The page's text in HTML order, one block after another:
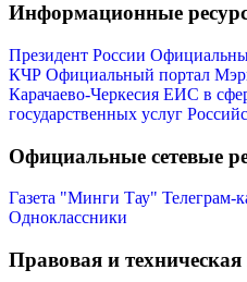
Информационные
Президент России
КЧР Официальный портал
Карачаево-Черкесия ЕИС в
государственных услуг
Официальные сетевые
Газета "Минги Тау" Телеграм-
Одноклассники
Правовая и